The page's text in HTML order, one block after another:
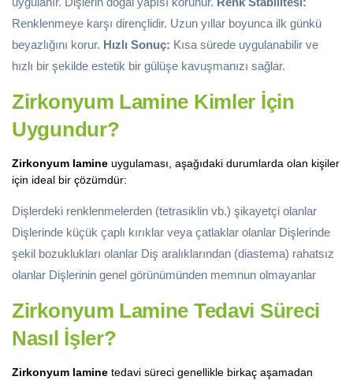
Renklenmeye karşı dirençlidir. Uzun yıllar boyunca ilk günkü
beyazlığını korur. Hızlı Sonuç: Kısa sürede uygulanabilir ve
hızlı bir şekilde estetik bir gülüşe kavuşmanızı sağlar.
Zirkonyum Lamine Kimler İçin
Uygundur?
Zirkonyum lamine uygulaması, aşağıdaki durumlarda olan kişiler
için ideal bir çözümdür:
Dişlerdeki renklenmelerden (tetrasiklin vb.) şikayetçi olanlar
Dişlerinde küçük çaplı kırıklar veya çatlaklar olanlar Dişlerinde
şekil bozuklukları olanlar Diş aralıklarından (diastema) rahatsız
olanlar Dişlerinin genel görünümünden memnun olmayanlar
Zirkonyum Lamine Tedavi Süreci
Nasıl İşler?
Zirkonyum lamine tedavi süreci genellikle birkaç aşamadan